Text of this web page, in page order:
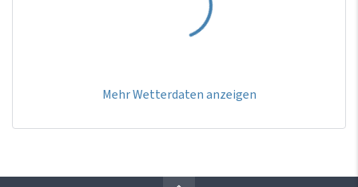
Mehr Wetterdaten anzeigen